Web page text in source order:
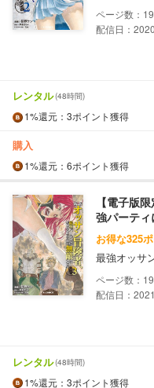
配信日：
レンタル(48時間)
1%還元 ：3ポイント獲得
購入
1%還元 ：6ポイント獲得
【電子版
強パーテ
お得な325
最強オッサ
配信日：
レンタル(48時間)
1%還元 ：3ポイント獲得